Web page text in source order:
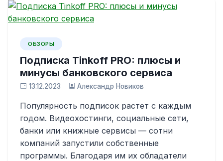
ОБЗОРЫ
Подписка Tinkoff PRO: плюсы и
минусы банковского сервиса
13.12.2023 Александр Новиков
Популярность подписок растет с каждым
годом. Видеохостинги, социальные сети,
банки или книжные сервисы — сотни
компаний запустили собственные
программы. Благодаря им их обладатели